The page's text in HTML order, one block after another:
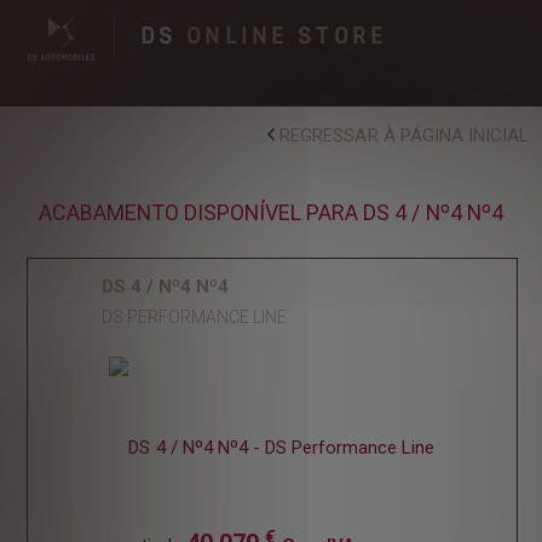
DS ONLINE STORE
REGRESSAR À PÁGINA INICIAL
ACABAMENTO DISPONÍVEL PARA DS 4 / Nº4 Nº4
DS 4 / Nº4 Nº4
DS PERFORMANCE LINE
€